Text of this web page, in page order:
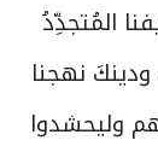
المُتجدِّدُ
نهجنا
وليحشدوا